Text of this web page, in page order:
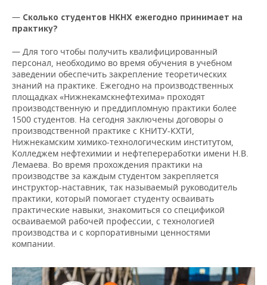
— Сколько студентов НКНХ ежегодно принимает на
практику?
— Для того чтобы получить квалифицированный
персонал, необходимо во время обучения в учебном
заведении обеспечить закрепление теоретических
знаний на практике. Ежегодно на производственных
площадках «Нижнекамскнефтехима» проходят
производственную и преддипломную практики более
1500 студентов. На сегодня заключены договоры о
производственной практике с КНИТУ-КХТИ,
Нижнекамским химико-технологическим институтом,
Колледжем нефтехимии и нефтепереработки имени Н.В.
Лемаева. Во время прохождения практики на
производстве за каждым студентом закрепляется
инструктор-наставник, так называемый руководитель
практики, который помогает студенту осваивать
практические навыки, знакомиться со спецификой
осваиваемой рабочей профессии, с технологией
производства и с корпоративными ценностями
компании.